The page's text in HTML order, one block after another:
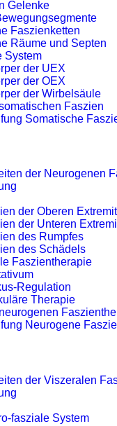
Gelenke
Faszienketten
Räume und Septen
System
der UEX
der OEX
der Wirbelsäule
Faszien
Somatische
der Neurogenen
der Oberen
der Unteren
des Rumpfes
des Schädels
Faszientherapie
Regulation
Therapie
Neurogene
der Viszeralen
fasziale System